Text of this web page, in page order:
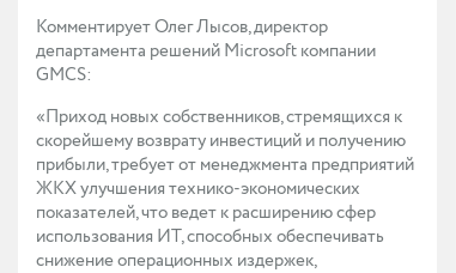
Комментирует Олег Лысов, директор
департамента решений Microsoft компании
GMCS:
«Приход новых собственников, стремящихся к
скорейшему возврату инвестиций и получению
прибыли, требует от менеджмента предприятий
ЖКХ улучшения технико-экономических
показателей, что ведет к расширению сфер
использования ИТ, способных обеспечивать
снижение операционных издержек,